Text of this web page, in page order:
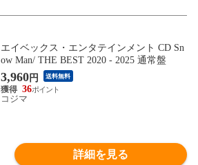
エイベックス・エンタテインメント CD Sn
ow Man/ THE BEST 2020 - 2025 通常盤
3,960円 送料無料
36
コジマ
詳細を見る